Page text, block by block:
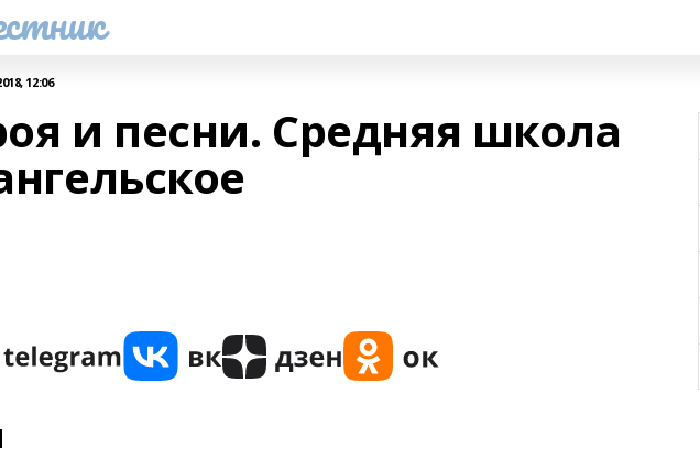
12:06
и песни. Средняя школа